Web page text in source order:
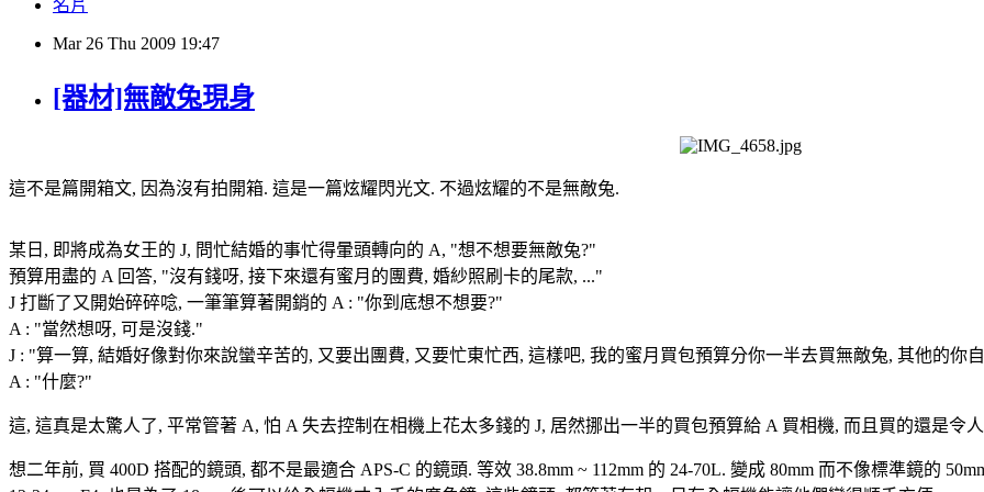
名片
Mar 26 Thu 2009 19:47
[器材]無敵兔現身
這不是篇開箱文, 因為沒有拍開箱. 這是一篇炫耀閃光文. 不過炫耀的不是無敵兔.
某日, 即將成為女王的 J, 問忙結婚的事忙得暈頭轉向的 A, "想不想要無敵兔?"
預算用盡的 A 回答, "沒有錢呀, 接下來還有蜜月的團費, 婚紗照刷卡的尾款, ..."
J 打斷了又開始碎碎唸, 一筆筆算著開銷的 A : "你到底想不想要?"
A : "當然想呀, 可是沒錢."
J : "算一算, 結婚好像對你來說蠻辛苦的, 又要出團費, 又要忙東忙西, 這樣吧, 我的蜜月買包預算分你一半去買無敵兔, 其他的你
A : "什麼?"
這, 這真是太驚人了, 平常管著 A, 怕 A 失去控制在相機上花太多錢的 J, 居然挪出一半的買包預算給 A 買相機, 而且買的還是令
想二年前, 買 400D 搭配的鏡頭, 都不是最適合 APS-C 的鏡頭. 等效 38.8mm ~ 112mm 的 24-70L. 變成 80mm 而不像標準鏡的